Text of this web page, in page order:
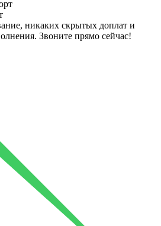
никаких скрытых доплат и
Звоните прямо сейчас!